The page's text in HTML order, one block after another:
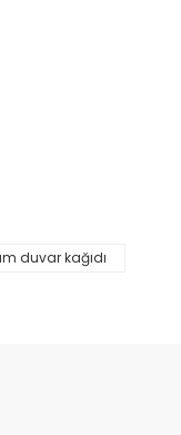
duvar kağıdı